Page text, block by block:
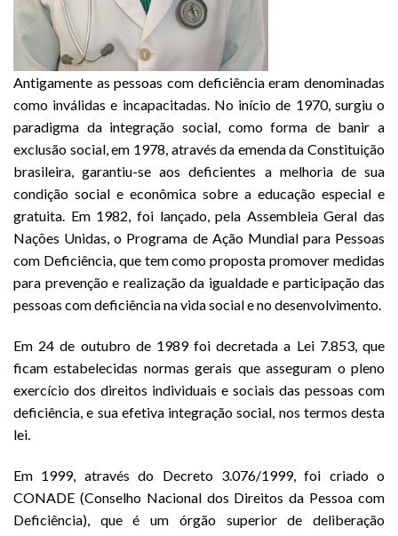
Antigamente as pessoas com deficiência eram denominadas
como inválidas e incapacitadas. No início de 1970, surgiu o
paradigma da integração social, como forma de banir a
exclusão social, em 1978, através da emenda da Constituição
brasileira, garantiu-se aos deficientes a melhoria de sua
condição social e econômica sobre a educação especial e
gratuita. Em 1982, foi lançado, pela Assembleia Geral das
Nações Unidas, o Programa de Ação Mundial para Pessoas
com Deficiência, que tem como proposta promover medidas
para prevenção e realização da igualdade e participação das
pessoas com deficiência na vida social e no desenvolvimento.
Em 24 de outubro de 1989 foi decretada a Lei 7.853, que
ficam estabelecidas normas gerais que asseguram o pleno
exercício dos direitos individuais e sociais das pessoas com
deficiência, e sua efetiva integração social, nos termos desta
lei.
Em 1999, através do Decreto 3.076/1999, foi criado o
CONADE (Conselho Nacional dos Direitos da Pessoa com
Deficiência), que é um órgão superior de deliberação